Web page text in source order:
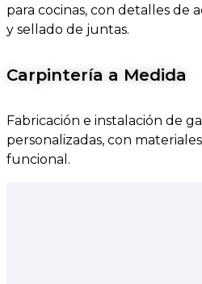
para cocinas, con detalles de
y sellado de juntas.
Carpintería a Medida
Fabricación e instalación de
personalizadas, con
funcional.